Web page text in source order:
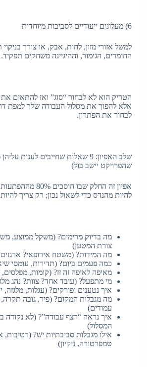
6) מעלונים ייעודיים לסביבות מיוחדות
למשל אזורי מזון, לחות, אבק, או צורך בניקוי
החומרים, הגימור, וההיגיינה משחקים תפקיד.
הטריק הוא לא לבחור “סוג” ואז להתאים
אלא להפוך את מסלול העבודה שלך למפת
לבחור את הפתרון.
שלב האפיון: 9 שאלות שחייבים לענות
שהפרויקט יישב בול)
אפיון זה החלק שבו חוסכים
להיות מהנדס כדי לשאול נכון; רק צריך
מה בדיוק מרימים? (משקל ממוצע,
צורת המטען)
מה המידות? (משטח אירופאי?
כמה פעמים ביום? (תדירות, עומסי
מאיפה לאיפה זה זז? (קומות,
מי מתפעל? (עובד אחד? צוות? נהג
איך נטענים ופורקים? (עגלות, מלגזה,
מה מגבלות המקום? (פיר, גובה
עמודים)
איך נראה “רצף עבודה”? (לא נקודה
המסלול)
אילו מגבלות סביבתיות יש? (רטיבות,
טמפרטורה, ניקיון)